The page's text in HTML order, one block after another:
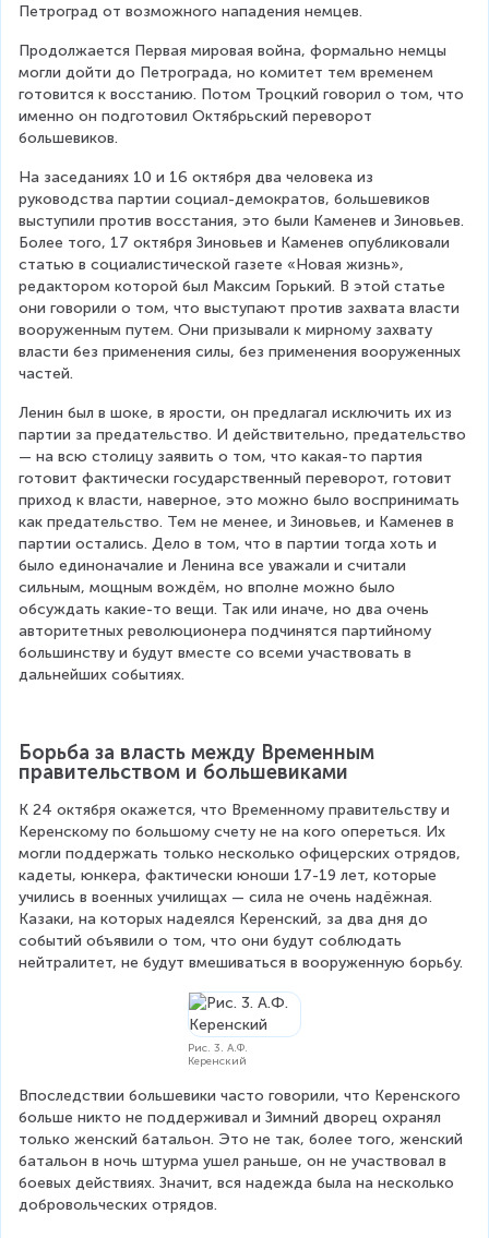
Петроград от возможного нападения немцев.
Продолжается Первая мировая война, формально немцы
могли дойти до Петрограда, но комитет тем временем
готовится к восстанию. Потом Троцкий говорил о том, что
именно он подготовил Октябрьский переворот
большевиков.
На заседаниях 10 и 16 октября два человека из
руководства партии социал-демократов, большевиков
выступили против восстания, это были Каменев и Зиновьев.
Более того, 17 октября Зиновьев и Каменев опубликовали
статью в социалистической газете «Новая жизнь»,
редактором которой был Максим Горький. В этой статье
они говорили о том, что выступают против захвата власти
вооруженным путем. Они призывали к мирному захвату
власти без применения силы, без применения вооруженных
частей.
Ленин был в шоке, в ярости, он предлагал исключить их из
партии за предательство. И действительно, предательство
— на всю столицу заявить о том, что какая-то партия
готовит фактически государственный переворот, готовит
приход к власти, наверное, это можно было воспринимать
как предательство. Тем не менее, и Зиновьев, и Каменев в
партии остались. Дело в том, что в партии тогда хоть и
было единоначалие и Ленина все уважали и считали
сильным, мощным вождём, но вполне можно было
обсуждать какие-то вещи. Так или иначе, но два очень
авторитетных революционера подчинятся партийному
большинству и будут вместе со всеми участвовать в
дальнейших событиях.
Борьба за власть между Временным
правительством и большевиками
К 24 октября окажется, что Временному правительству и
Керенскому по большому счету не на кого опереться. Их
могли поддержать только несколько офицерских отрядов,
кадеты, юнкера, фактически юноши 17-19 лет, которые
учились в военных училищах — сила не очень надёжная.
Казаки, на которых надеялся Керенский, за два дня до
событий объявили о том, что они будут соблюдать
нейтралитет, не будут вмешиваться в вооруженную борьбу.
Рис. 3. А.Ф.
Керенский
Впоследствии большевики часто говорили, что Керенского
больше никто не поддерживал и Зимний дворец охранял
только женский батальон. Это не так, более того, женский
батальон в ночь штурма ушел раньше, он не участвовал в
боевых действиях. Значит, вся надежда была на несколько
добровольческих отрядов.